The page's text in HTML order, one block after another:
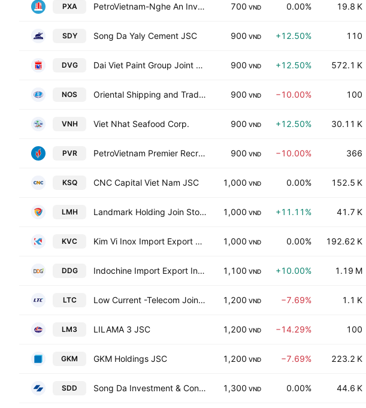
PXA PetroVietnam-Nghe An Investment & Trading JSC 700 VND 0.00% 19.8 K
SDY Song Da Yaly Cement JSC 900 VND +12.50% 110
DVG Dai Viet Paint Group Joint Stock Co 900 VND +12.50% 572.1 K
NOS Oriental Shipping and Trading Joint Stock Co 900 VND −10.00% 100
VNH Viet Nhat Seafood Corp. 900 VND +12.50% 30.11 K
PVR PetroVietnam Premier Recreation JSC 900 VND −10.00% 366
KSQ CNC Capital Viet Nam JSC 1,000 VND 0.00% 152.5 K
LMH Landmark Holding Join Stock Company 1,000 VND +11.11% 41.7 K
KVC Kim Vi Inox Import Export Production JSC 1,000 VND 0.00% 192.62 K
DDG Indochine Import Export Investment Industrial JSC 1,100 VND +10.00% 1.19 M
LTC Low Current -Telecom Joint Stock Company 1,200 VND −7.69% 1.1 K
LM3 LILAMA 3 JSC 1,200 VND −14.29% 100
GKM GKM Holdings JSC 1,200 VND −7.69% 223.2 K
SDD Song Da Investment & Construction JSC 1,300 VND 0.00% 44.6 K